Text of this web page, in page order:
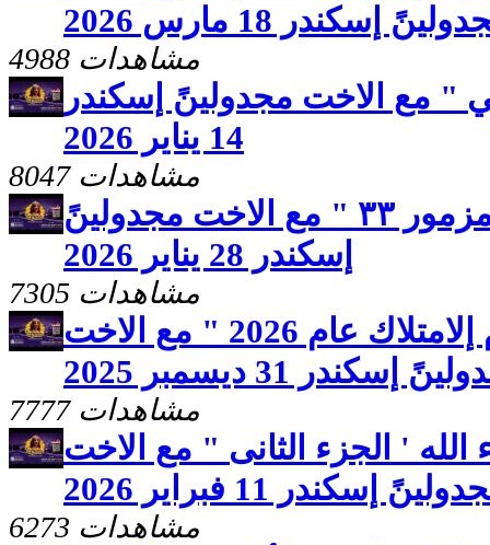
إسكندر 18 مارس 2026
4988 مشاهدات
" مع الاخت مجدولينً إسكندر
14 يناير 2026
8047 مشاهدات
برنامج صحوه " تأمل من مزمور ٣٣ " مع الاخت مجدولينً
إسكندر 28 يناير 2026
7305 مشاهدات
برنامج صحوه " عام إلامتلاك عام 2026 " مع الاخت
إسكندر 31 ديسمبر 2025
7777 مشاهدات
' الجزء الثانى " مع الاخت
إسكندر 11 فبراير 2026
6273 مشاهدات